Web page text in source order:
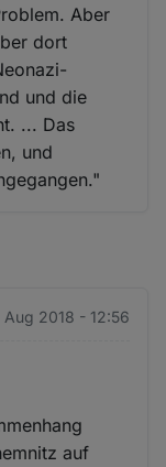
Aber
dort
und die
... Das
und
Aug 2018 - 12:56
auf